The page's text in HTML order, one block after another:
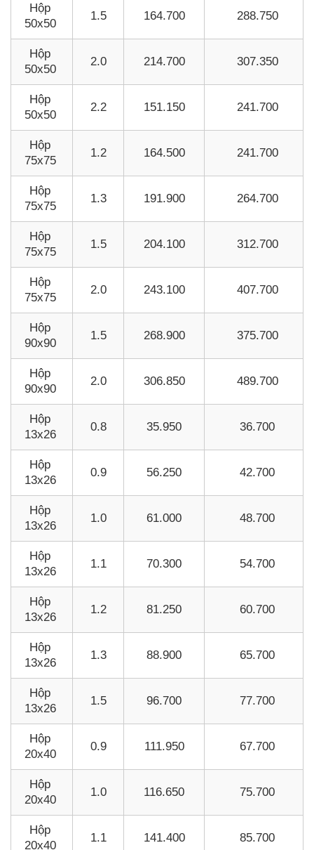
Hộp
50x50
1.5 164.700 288.750
Hộp
50x50
2.0 214.700 307.350
Hộp
50x50
2.2 151.150 241.700
Hộp
75x75
1.2 164.500 241.700
Hộp
75x75
1.3 191.900 264.700
Hộp
75x75
1.5 204.100 312.700
Hộp
75x75
2.0 243.100 407.700
Hộp
90x90
1.5 268.900 375.700
Hộp
90x90
2.0 306.850 489.700
Hộp
13x26
0.8 35.950 36.700
Hộp
13x26
0.9 56.250 42.700
Hộp
13x26
1.0 61.000 48.700
Hộp
13x26
1.1 70.300 54.700
Hộp
13x26
1.2 81.250 60.700
Hộp
13x26
1.3 88.900 65.700
Hộp
13x26
1.5 96.700 77.700
Hộp
20x40
0.9 111.950 67.700
Hộp
20x40
1.0 116.650 75.700
Hộp
20x40
1.1 141.400 85.700